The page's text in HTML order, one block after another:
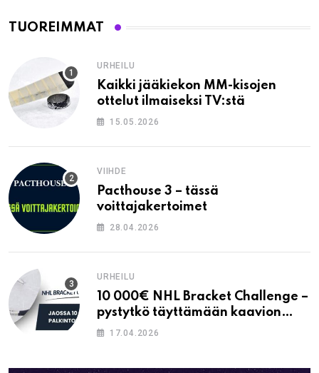
TUOREIMMAT
URHEILU
Kaikki jääkiekon MM-kisojen
ottelut ilmaiseksi TV:stä
15.05.2026
VIIHDE
Pacthouse 3 – tässä
voittajakertoimet
28.04.2026
URHEILU
10 000€ NHL Bracket Challenge –
pystytkö täyttämään kaavion
oikein?
17.04.2026